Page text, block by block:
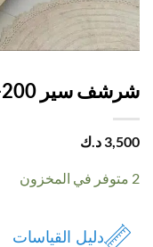
سير 200-200
د.ك
دليل القياسات